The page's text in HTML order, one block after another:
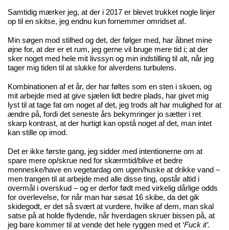
Samtidig mærker jeg, at der i 2017 er blevet trukket nogle linjer
op til en skitse, jeg endnu kun fornemmer omridset af.
Min søgen mod stilhed og det, der følger med, har åbnet mine
øjne for, at der er et rum, jeg gerne vil bruge mere tid i; at der
sker noget med hele mit livssyn og min indstilling til alt, når jeg
tager mig tiden til at slukke for alverdens turbulens.
Kombinationen af et år, der har føltes som en sten i skoen, og
mit arbejde med at give sjælen lidt bedre plads, har givet mig
lyst til at tage fat om noget af det, jeg trods alt har mulighed for at
ændre på, fordi det seneste års bekymringer jo sætter i ret
skarp kontrast, at der hurtigt kan opstå noget af det, man intet
kan stille op imod.
Det er ikke første gang, jeg sidder med intentionerne om at
spare mere op/skrue ned for skærmtid/blive et bedre
menneske/have en vegetardag om ugen/huske at drikke vand –
men trangen til at arbejde med alle disse ting, opstår altid i
overmål i overskud – og er derfor født med virkelig dårlige odds
for overlevelse, for når man har søsat 16 skibe, da det gik
skidegodt, er det så svært at vurdere, hvilke af dem, man skal
satse på at holde flydende, når hverdagen skruer bissen på, at
jeg bare kommer til at vende det hele ryggen med et ‘Fuck it’.